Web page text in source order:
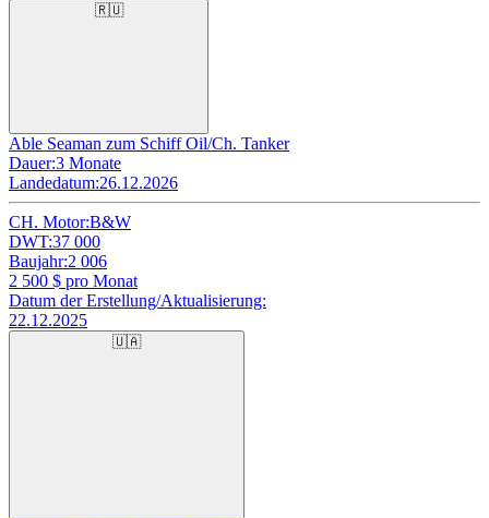
🇷🇺
Able Seaman zum Schiff Oil/Ch. Tanker
Dauer:3 Monate
Landedatum:26.12.2026
CH. Motor:B&W
DWT:37 000
Baujahr:2 006
2 500 $ pro Monat
Datum der Erstellung/Aktualisierung:
22.12.2025
🇺🇦